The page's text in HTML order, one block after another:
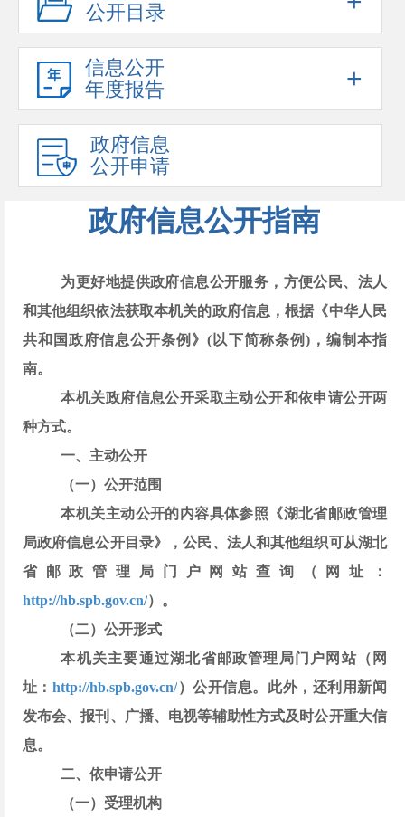
公开目录
信息公开
年度报告
+
政府信息
公开申请
政府信息公开指南
为更好地提供政府信息公开服务，方便公民、法人
和其他组织依法获取本机关的政府信息，根据《中华人民
共和国政府信息公开条例》(以下简称条例)，编制本指
南。
本机关政府信息公开采取主动公开和依申请公开两
种方式。
一、主动公开
（一）公开范围
本机关主动公开的内容具体参照《湖北省邮政管理
局政府信息公开目录》，公民、法人和其他组织可从湖北
省邮政管理局 门户网站查询（网址：
http://hb.spb.gov.cn/）
。
（二）公开形式
本机关主要通过湖北省邮政管理局门户网站（网
址： http://hb.spb.gov.cn/）公开信息。此外，还利用新闻
发布会、报刊、广播、电视等辅助性方式及时公开重大信
息。
二、依申请公开
（一）受理机构